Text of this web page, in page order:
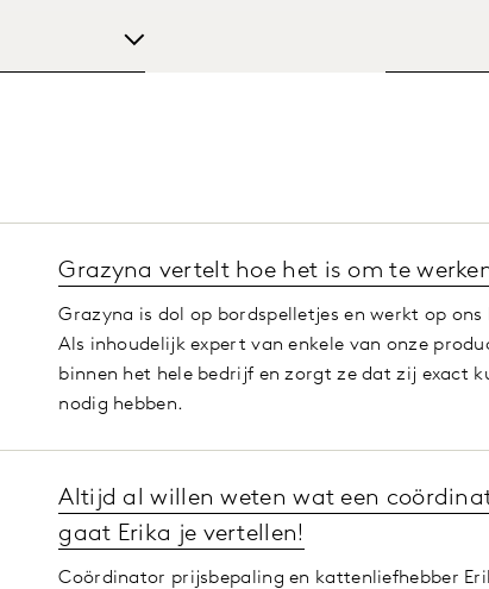
Grazyna vertelt hoe het is om te
Grazyna is dol op bordspelletjes en werkt op
Als inhoudelijk expert van enkele van onze
binnen het hele bedrijf en zorgt ze dat zij exact
nodig hebben.
Altijd al willen weten wat een
gaat Erika je vertellen!
Coördinator prijsbepaling en kattenliefhebber